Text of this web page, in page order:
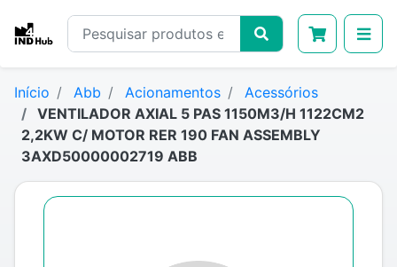
Início Abb Acionamentos
Acessórios
VENTILADOR AXIAL 5 PAS 1150M3/H 1122CM2
2,2KW C/ MOTOR RER 190 FAN ASSEMBLY
3AXD50000002719 ABB